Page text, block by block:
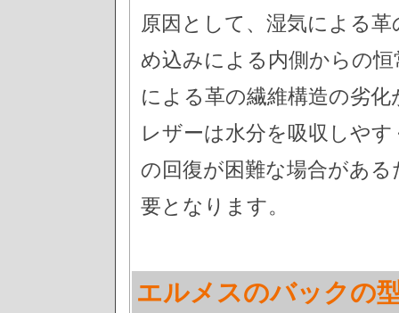
原因として、湿気による
め込みによる内側からの
による革の繊維構造の劣
レザーは水分を吸収しや
の回復が困難な場合があ
要となります。
エルメスのバックの